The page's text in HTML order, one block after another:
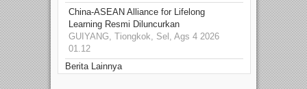
China-ASEAN Alliance for Lifelong
Learning Resmi Diluncurkan
GUIYANG, Tiongkok, Sel, Ags 4 2026
01.12
Berita Lainnya